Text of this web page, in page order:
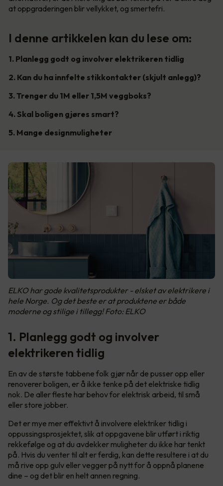
at oppgraderingen blir vellykket, og smertefri.
I denne artikkelen kan du lese om:
1. Planlegg godt og involver elektrikeren tidlig
2. Kan du ha innfelte stikkontakter (skjult anlegg)?
3. Trenger du 1M eller 1,5M veggboks?
4. Skal boligen gjøres smart?
5. Mange designmuligheter
ELKO har gode kvalitetsprodukter - elsket av elektrikere i
hele Norge. Og det beste er at produktene er både
moderne og stilige i tillegg! Foto: ELKO
1. Planlegg godt og involver
elektrikeren tidlig
En av de største tabbene folk gjør når de pusser opp eller
renoverer boligen, er å ikke tenke på det elektriske tidlig
nok. De aller fleste har behov for elektrisk arbeid, til små
eller store jobber.
Det er mye mer effektivt å involvere elektriker tidlig i
oppussingsprosjektet, slik at oppgavene blir utført i riktig
rekkefølge og at du avdekker muligheter du ikke har tenkt
på. Hvis du venter til alt er ferdig, kan dette resultere i at du
må rive opp gulv eller vegger på nytt for å oppnå planene
dine – og det blir en helt annen regning.